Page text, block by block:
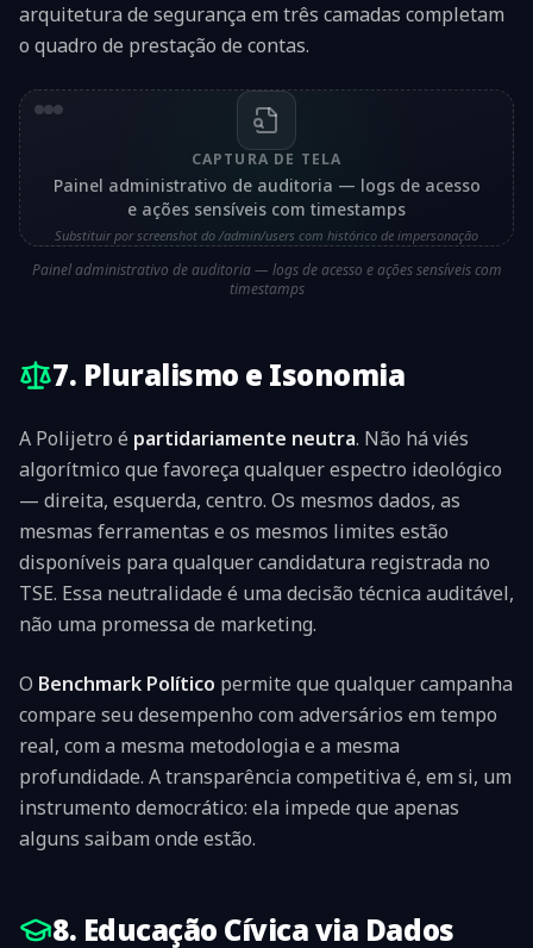
arquitetura de segurança em três camadas completam
o quadro de prestação de contas.
CAPTURA DE TELA
Painel administrativo de auditoria — logs de acesso
e ações sensíveis com timestamps
Substituir por screenshot do /admin/users com histórico de impersonação
Painel administrativo de auditoria — logs de acesso e ações sensíveis com
timestamps
7. Pluralismo e Isonomia
A Polijetro é partidariamente neutra. Não há viés
algorítmico que favoreça qualquer espectro ideológico
— direita, esquerda, centro. Os mesmos dados, as
mesmas ferramentas e os mesmos limites estão
disponíveis para qualquer candidatura registrada no
TSE. Essa neutralidade é uma decisão técnica auditável,
não uma promessa de marketing.
O Benchmark Político permite que qualquer campanha
compare seu desempenho com adversários em tempo
real, com a mesma metodologia e a mesma
profundidade. A transparência competitiva é, em si, um
instrumento democrático: ela impede que apenas
alguns saibam onde estão.
8. Educação Cívica via Dados